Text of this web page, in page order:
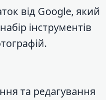
від Google, який
інструментів
та редагування